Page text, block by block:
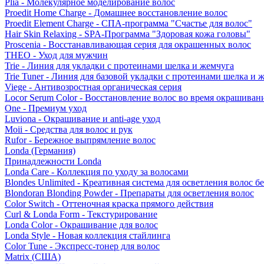
Plia - Молекулярное моделирование волос
Proedit Home Charge - Домашнее восстановление волос
Proedit Element Charge - СПА-программа "Счастье для волос"
Hair Skin Relaxing - SPA-Программа "Здоровая кожа головы"
Proscenia - Восстанавливающая серия для окрашенных волос
THEO - Уход для мужчин
Trie - Линия для укладки с протеинами шелка и жемчуга
Trie Tuner - Линия для базовой укладки с протеинами шелка и
Viege - Антивозростная органическая серия
Locor Serum Color - Восстановление волос во время
One - Премиум уход
Luviona - Окрашивание и anti-age уход
Moii - Средства для волос и рук
Rufor - Бережное выпрямление волос
Londa (Германия)
Принадлежности Londa
Londa Care - Коллекция по уходу за волосами
Blondes Unlimited - Креативная система для осветления волос
Blondoran Blonding Powder - Препараты для осветления волос
Color Switch - Оттеночная краска прямого действия
Curl & Londa Form - Текстурирование
Londa Color - Окрашивание для волос
Londa Style - Новая коллекция стайлинга
Color Tune - Экспресс-тонер для волос
Matrix (США)